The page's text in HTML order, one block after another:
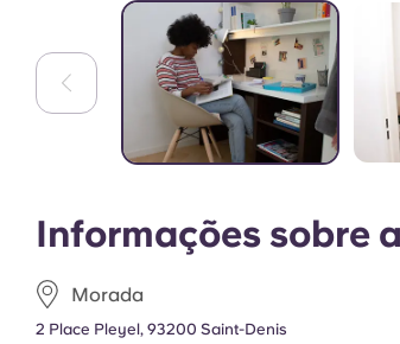
Informações sobre
Morada
2 Place Pleyel, 93200 Saint-Denis